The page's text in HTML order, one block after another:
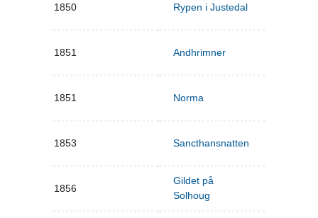
1850 Rypen i Justedal
1851 Andhrimner
1851 Norma
1853 Sancthansnatten
1856
Gildet på
Solhoug